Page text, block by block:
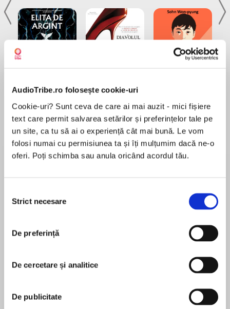
AudioTribe.ro folosește cookie-uri
Cookie-uri? Sunt ceva de care ai mai auzit - mici fișiere
text care permit salvarea setărilor și preferințelor tale pe
un site, ca tu să ai o experiență cât mai bună. Le vom
folosi numai cu permisiunea ta și îți mulțumim dacă ne-o
oferi. Poți schimba sau anula oricând acordul tău.
consimțământului
Strict necesare
De preferință
De cercetare și analitice
De publicitate
Desprecarte
Heartbreaking and uplifting, the story of the
Eliza was left as a small baby at the workhouse
in Whitechapel, wrapped in her mother’s shawl,
knew. At eleven years-old, she has survived
sickness, near starvation and harsh beatings.
Master Simpkins and his cruel daughter rule the
workhouse with a rod of iron, but when Romany
courage give Eliza hope that another life is
În acest moment nu există recenzii
Cathy Sharp
Cathy loves writing because it gives pleasure to
others. She finds writing an extension of herself